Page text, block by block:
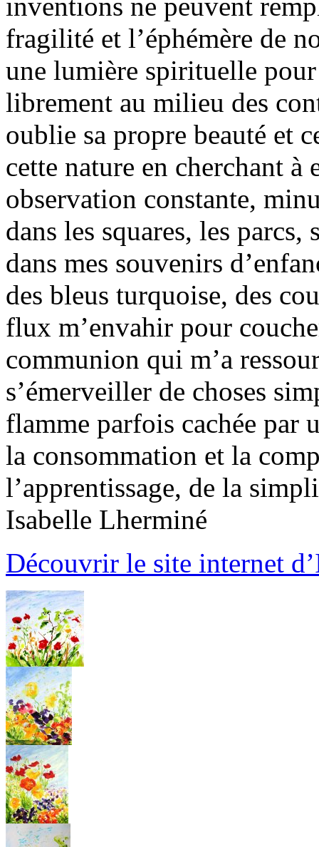
fragilité et l’éphémère de
une lumière spirituelle
librement au milieu des
oublie sa propre beauté et
cette nature en cherchant à
observation constante,
dans les squares, les
dans mes souvenirs
des bleus turquoise, des
flux m’envahir pour
communion qui m’a
s’émerveiller de choses
flamme parfois cachée par
la consommation et la
l’apprentissage, de la
Isabelle Lherminé
Découvrir le site internet